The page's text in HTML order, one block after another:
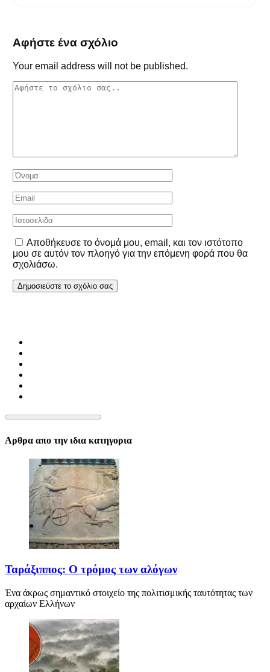
Αφήστε ένα σχόλιο
Your email address will not be published.
Αποθήκευσε το όνομά μου, email, και τον ιστότοπο
μου σε αυτόν τον πλοηγό για την επόμενη φορά που θα
σχολιάσω.
Αρθρα απο την ιδια κατηγορια
Ταράξιππος: Ο τρόμος των αλόγων
Ένα άκρως σημαντικό στοιχείο της πολιτισμικής ταυτότητας των
αρχαίων Ελλήνων